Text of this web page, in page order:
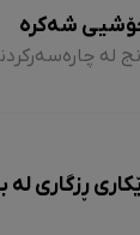
شەکرە